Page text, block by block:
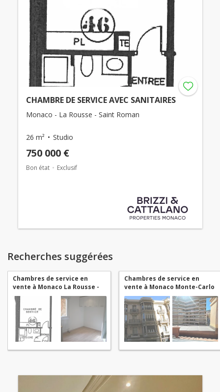
CHAMBRE DE SERVICE AVEC SANITAIRES
Monaco - La Rousse - Saint Roman
26 m² Studio
750 000 €
Bon état Exclusif
Recherches suggérées
Chambres de service en
vente à Monaco La Rousse -
Saint Roman
Chambres de service en
vente à Monaco Monte-Carlo